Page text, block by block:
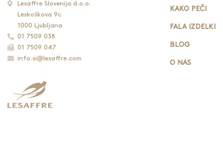
Lesaffre Slovenija d.o.o.
Leskoškova 9c
1000 Ljubljana
01 7509 038
01 7509 047
info.si@lesaffre.com
KAKO PEČI
FALA IZDELKI
BLOG
O NAS